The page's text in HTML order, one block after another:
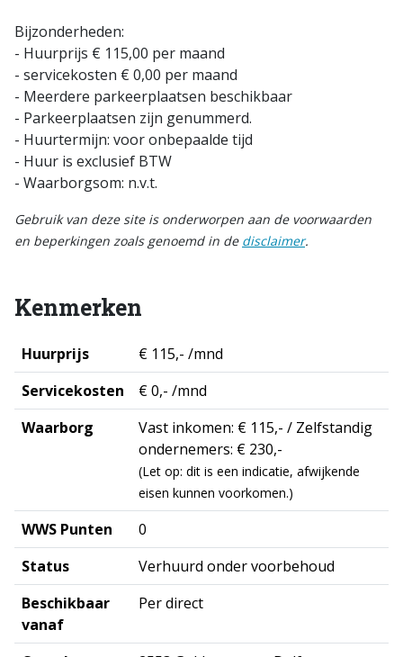
Bijzonderheden:
- Huurprijs € 115,00 per maand
- servicekosten € 0,00 per maand
- Meerdere parkeerplaatsen beschikbaar
- Parkeerplaatsen zijn genummerd.
- Huurtermijn: voor onbepaalde tijd
- Huur is exclusief BTW
- Waarborgsom: n.v.t.
Gebruik van deze site is onderworpen aan de voorwaarden
en beperkingen zoals genoemd in de disclaimer.
Kenmerken
Huurprijs
€ 115,- /mnd
Servicekosten
€ 0,- /mnd
Waarborg
Vast inkomen: € 115,- / Zelfstandig
ondernemers: € 230,-
(Let op: dit is een indicatie, afwijkende
eisen kunnen voorkomen.)
WWS Punten
0
Status
Verhuurd onder voorbehoud
Beschikbaar
vanaf
Per direct